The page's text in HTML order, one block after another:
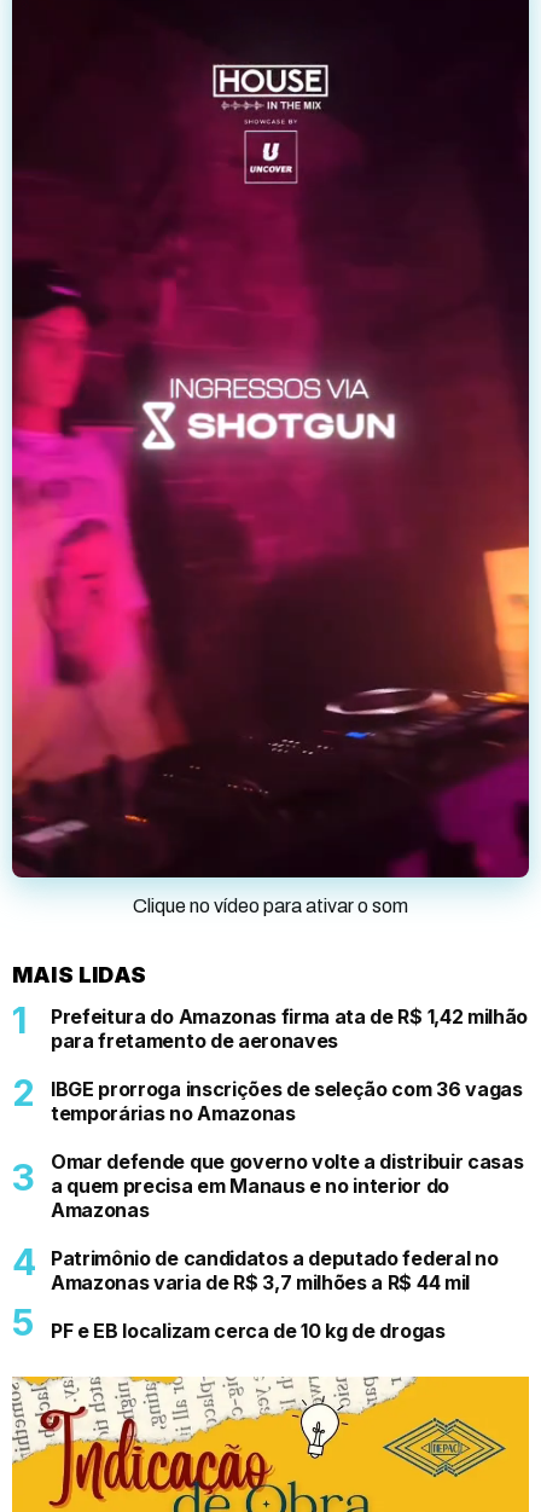
Clique no vídeo para ativar o som
MAIS LIDAS
Prefeitura do Amazonas firma ata de R$ 1,42 milhão
para fretamento de aeronaves
IBGE prorroga inscrições de seleção com 36 vagas
temporárias no Amazonas
Omar defende que governo volte a distribuir casas
a quem precisa em Manaus e no interior do
Amazonas
Patrimônio de candidatos a deputado federal no
Amazonas varia de R$ 3,7 milhões a R$ 44 mil
PF e EB localizam cerca de 10 kg de drogas